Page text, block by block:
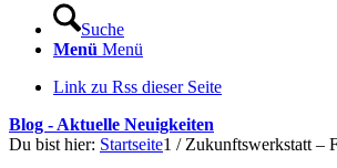
Suche
Menü Menü
Link zu Rss dieser Seite
Blog - Aktuelle Neuigkeiten
Du bist hier: Startseite1 / Zukunftswerkstatt –